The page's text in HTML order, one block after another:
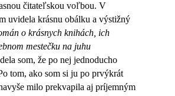
čitateľskou voľbou. V
uvidela krásnu obálku a výstižný
o krásnych knihách, ich
mestečku na juhu
som, že po nej jednoducho
tom, ako som si ju po prvýkrát
milo prekvapila aj príjemným